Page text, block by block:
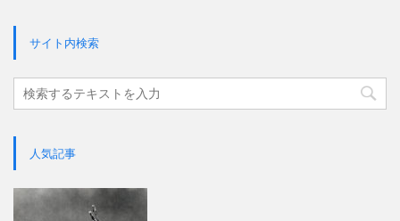
サイト内検索
人気記事